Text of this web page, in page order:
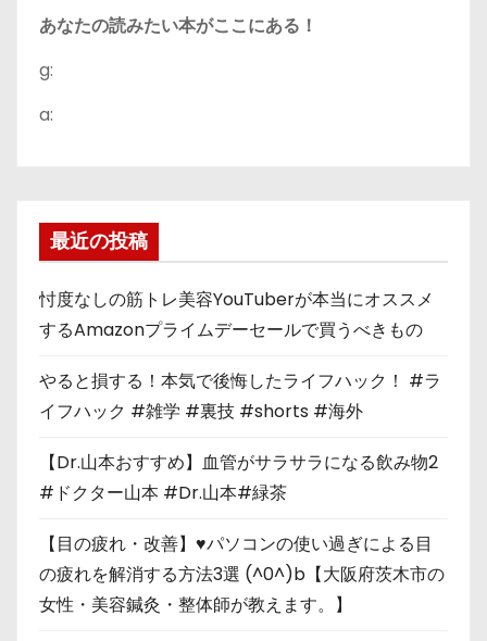
あなたの読みたい本がここにある！
g:
a:
最近の投稿
忖度なしの筋トレ美容YouTuberが本当にオススメ
するAmazonプライムデーセールで買うべきもの
やると損する！本気で後悔したライフハック！ #ラ
イフハック #雑学 #裏技 #shorts #海外
【Dr.山本おすすめ】血管がサラサラになる飲み物2
#ドクター山本 #Dr.山本#緑茶
【目の疲れ・改善】♥パソコンの使い過ぎによる目
の疲れを解消する方法3選 (^0^)b【大阪府茨木市の
女性・美容鍼灸・整体師が教えます。】